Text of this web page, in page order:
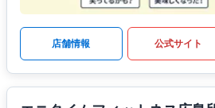
店舗情報 公式サイト